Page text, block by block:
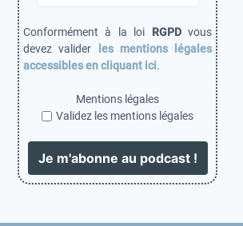
Conformément à la loi RGPDvous
devez valider les mentions légales
accessibles en cliquant ici.
Mentions légales
Validez les mentions légales